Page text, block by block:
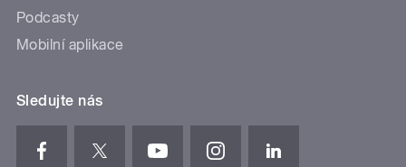
Podcasty
Mobilní aplikace
Sledujte nás